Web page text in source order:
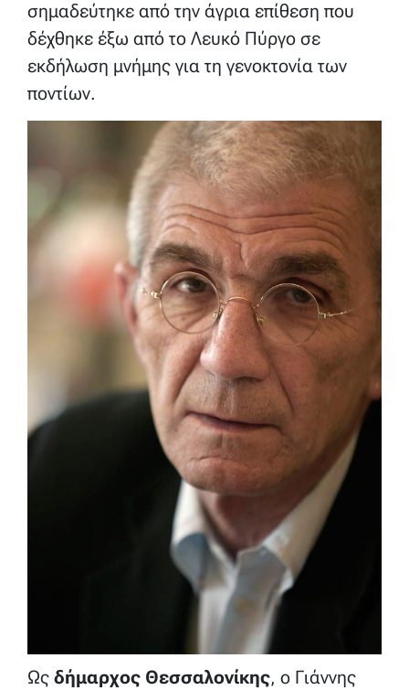
σημαδεύτηκε από την άγρια επίθεση που
δέχθηκε έξω από το Λευκό Πύργο σε
εκδήλωση μνήμης για τη γενοκτονία των
ποντίων.
Ως δήμαρχος Θεσσαλονίκης, ο Γιάννης